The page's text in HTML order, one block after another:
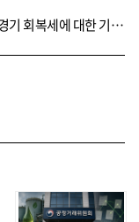
세계경제 반영하는 구리 가격, 급상승해... "경기 회복세에 대한 기대감 ↑"